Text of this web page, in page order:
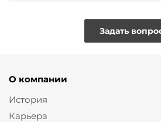
Задать
О компании
История
Карьера